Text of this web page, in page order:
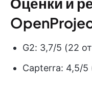
G2: 3,7/5 (22
Capterra: 4,5/5